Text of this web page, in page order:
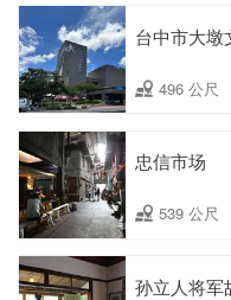
台中市大墩
496 公尺
忠信市场
539 公尺
孙立人将军